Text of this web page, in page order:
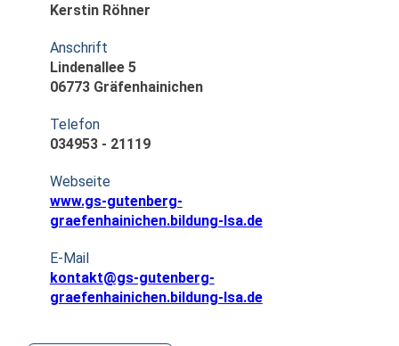
Kerstin Röhner
Anschrift
Lindenallee 5
06773 Gräfenhainichen
Telefon
034953 - 21119
Webseite
www.gs-gutenberg-
graefenhainichen.bildung-lsa.de
E-Mail
kontakt@gs-gutenberg-
graefenhainichen.bildung-lsa.de